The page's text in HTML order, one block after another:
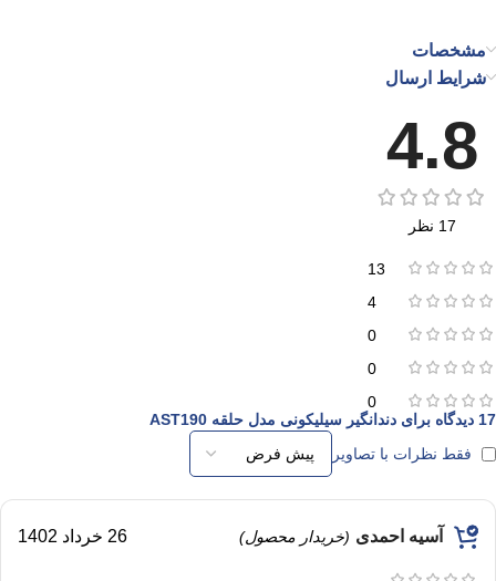
مشخصات
شرایط ارسال
4.8
17 نظر
13
4
0
0
0
17 دیدگاه برای
دندانگیر سیلیکونی مدل حلقه AST190
فقط نظرات با تصاویر
آسیه احمدی (خریدار محصول) 26 خرداد 1402